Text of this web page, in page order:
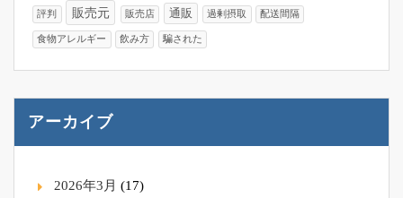
評判 販売元 販売店 通販 過剰摂取 配送間隔
食物アレルギー 飲み方 騙された
アーカイブ
2026年3月 (17)